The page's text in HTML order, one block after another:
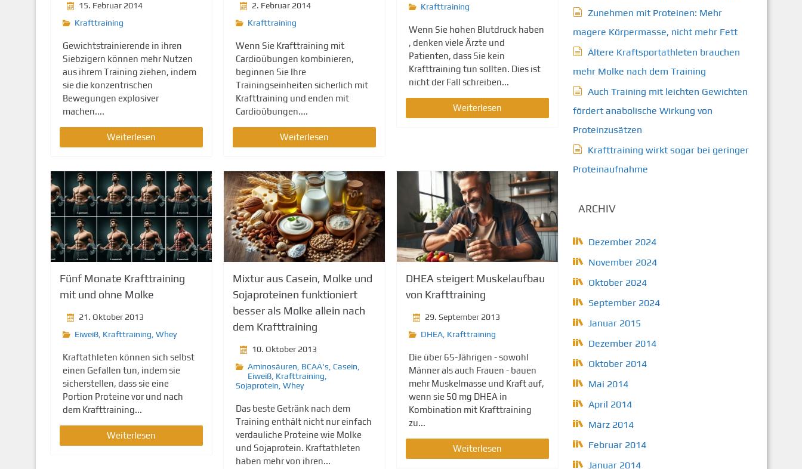
15. Februar 2014
Krafttraining
Gewichtstrainierende in ihren
Siebzigern können mehr Nutzen
aus ihrem Training ziehen, indem
sie die konzentrischen
Bewegungen explosiver
machen....
Weiterlesen
2. Februar 2014
Krafttraining
Wenn Sie Krafttraining mit
Cardioübungen kombinieren,
beginnen Sie Ihre
Trainingseinheiten sicherlich mit
Krafttraining und enden mit
Cardioübungen....
Weiterlesen
Krafttraining
Wenn Sie hohen Blutdruck haben
, denken viele Ärzte und
Patienten, dass Sie kein
Krafttraining tun sollten. Dies ist
nicht der Fall schreiben...
Weiterlesen
Fünf Monate Krafttraining
mit und ohne Molke
21. Oktober 2013
Eiweiß, Krafttraining Whey
Kraftathleten können sich selbst
einen Gefallen tun, indem sie
sicherstellen, dass sie eine
Portion Proteine vor und nach
dem Krafttraining...
Weiterlesen
Mixtur aus Casein, Molke und
Sojaproteinen funktioniert
besser als Molke allein nach
dem Krafttraining
10. Oktober 2013
Aminosäuren BCAA's Casein
Eiweiß, Krafttraining
Sojaprotein Whey
Das beste Getränk nach dem
Training enthält nicht nur einfach
verdauliche Proteine wie Molke
und Sojaprotein. Kraftathleten
haben mehr von ihren...
DHEA steigert Muskelaufbau
von Krafttraining
29. September 2013
DHEA, Krafttraining
Die über 65-Jährigen - sowohl
Männer als auch Frauen - bauen
mehr Muskelmasse und Kraft auf,
wenn sie 50 mg DHEA in
Kombination mit Krafttraining
zu...
Weiterlesen
Zunehmen mit Proteinen: Mehr
magere Körpermasse, nicht mehr Fett
Ältere Kraftsportathleten brauchen
mehr Molke nach dem Training
Auch Training mit leichten Gewichten
fördert anabolische Wirkung von
Proteinzusätzen
Krafttraining wirkt sogar bei geringer
Proteinaufnahme
ARCHIV
Dezember 2024
November 2024
Oktober 2024
September 2024
Januar 2015
Dezember 2014
Oktober 2014
Mai 2014
April 2014
März 2014
Februar 2014
Januar 2014